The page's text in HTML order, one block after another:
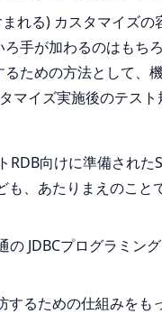
れる) カスタマイズ
手が加わるのはも
ための方法として
イズ実施後のテスト
RDB向けに準備され
、あたりまえのこ
JDBCプログラミ
るための仕組みをも